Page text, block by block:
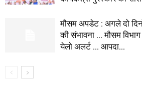
मौसम अपडेट : अगले दो दिनों
की संभावना … मौसम
येलो अलर्ट … आपदा...